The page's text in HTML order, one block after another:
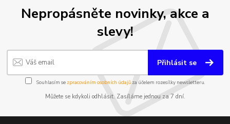
Nepropásněte novinky, akce a
slevy!
Přihlásit se
Souhlasím se zpracováním osobních údajůza účelem rozesílky newsletteru.
Můžete se kdykoli odhlásit. Zasíláme jednou za 7 dní.